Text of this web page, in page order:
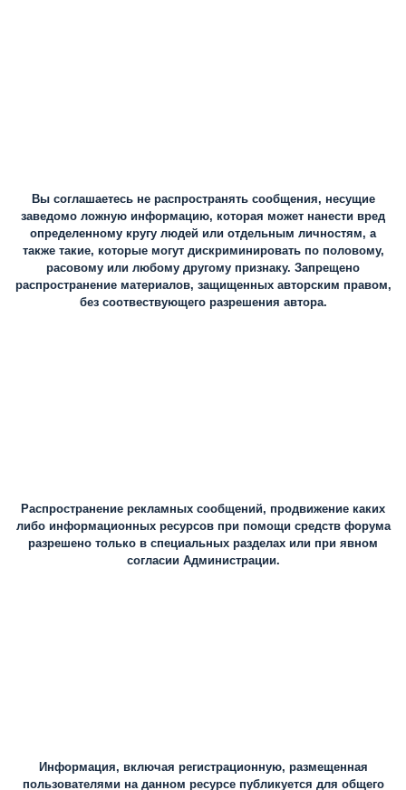
Вы соглашаетесь не распространять сообщения, несущие
заведомо ложную информацию, которая может нанести вред
определенному кругу людей или отдельным личностям, а
также такие, которые могут дискриминировать по половому,
расовому или любому другому признаку. Запрещено
распространение материалов, защищенных авторским правом,
без соотвествующего разрешения автора.
Распространение рекламных сообщений, продвижение каких
либо информационных ресурсов при помощи средств форума
разрешено только в специальных разделах или при явном
согласии Администрации.
Информация, включая регистрационную, размещенная
пользователями на данном ресурсе публикуется для общего